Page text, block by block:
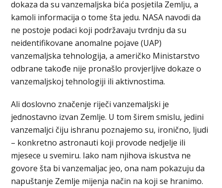
dokaza da su vanzemaljska bića posjetila Zemlju, a
kamoli informacija o tome šta jedu. NASA navodi da
ne postoje podaci koji podržavaju tvrdnju da su
neidentifikovane anomalne pojave (UAP)
vanzemaljska tehnologija, a američko Ministarstvo
odbrane takođe nije pronašlo provjerljive dokaze o
vanzemaljskoj tehnologiji ili aktivnostima.
Ali doslovno značenje riječi vanzemaljski je
jednostavno izvan Zemlje. U tom širem smislu, jedini
vanzemaljci čiju ishranu poznajemo su, ironično, ljudi
– konkretno astronauti koji provode nedjelje ili
mjesece u svemiru. Iako nam njihova iskustva ne
govore šta bi vanzemaljac jeo, ona nam pokazuju da
napuštanje Zemlje mijenja način na koji se hranimo.